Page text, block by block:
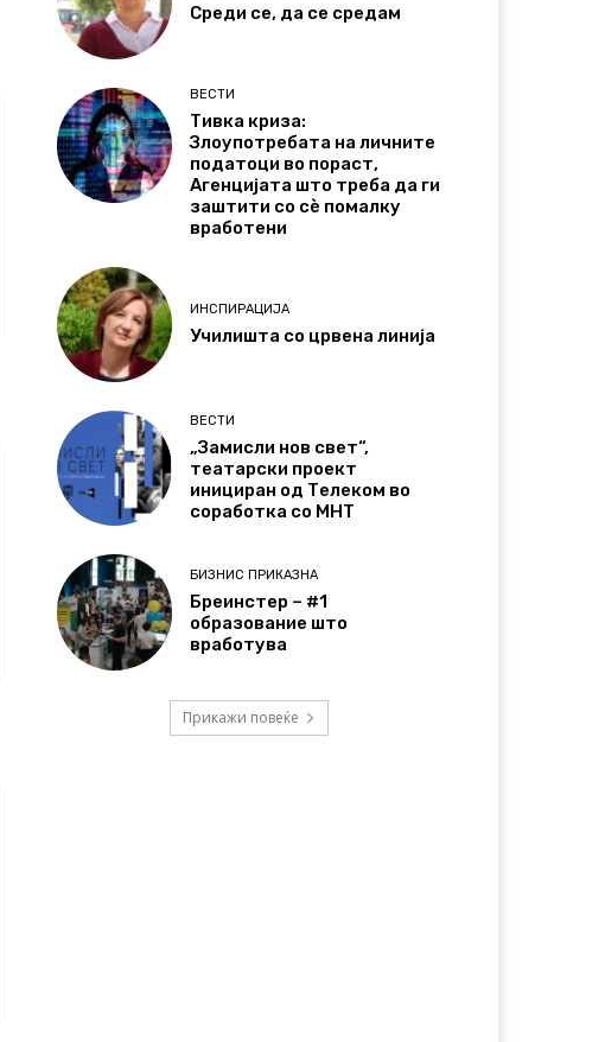
Среди се, да се средам
ВЕСТИ
Тивка криза:
Злоупотребата на личните
податоци во пораст,
Агенцијата што треба да ги
заштити со сѐ помалку
вработени
ИНСПИРАЦИЈА
Училишта со црвена линија
ВЕСТИ
„Замисли нов свет“,
театарски проект
инициран од Телеком во
соработка со МНТ
БИЗНИС ПРИКАЗНА
Бреинстер – #1
образование што
вработува
Прикажи повеќе